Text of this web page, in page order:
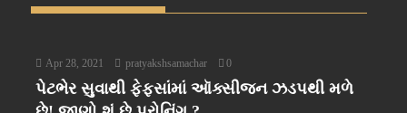
Apr 28, 2021 pratyakshsamachar 0
પેટભેર સુવાથી ફેફસાંમાં ઑક્સીજન ઝડપથી મળે